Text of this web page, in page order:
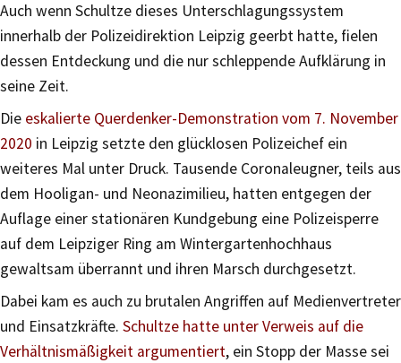
Auch wenn Schultze dieses Unterschlagungssystem
innerhalb der Polizeidirektion Leipzig geerbt hatte, fielen
dessen Entdeckung und die nur schleppende Aufklärung in
seine Zeit.
Die eskalierte Querdenker-Demonstration vom 7. November
2020 in Leipzig setzte den glücklosen Polizeichef ein
weiteres Mal unter Druck. Tausende Coronaleugner, teils aus
dem Hooligan- und Neonazimilieu, hatten entgegen der
Auflage einer stationären Kundgebung eine Polizeisperre
auf dem Leipziger Ring am Wintergartenhochhaus
gewaltsam überrannt und ihren Marsch durchgesetzt.
Dabei kam es auch zu brutalen Angriffen auf Medienvertreter
und Einsatzkräfte. Schultze hatte unter Verweis auf die
Verhältnismäßigkeit argumentiert, ein Stopp der Masse sei